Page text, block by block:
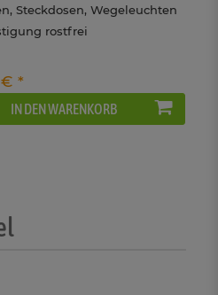
Steckdosen, Wegeleuchten
rostfrei
€ *
IN DEN WARENKORB